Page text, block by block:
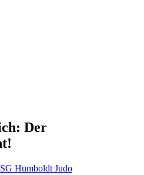
steht!
Der
Humboldt Judo